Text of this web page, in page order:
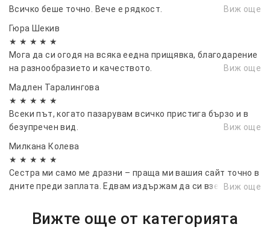
Всичко беше точно. Вече е рядкост.
Виж още
Гюра Шекив
★ ★ ★ ★ ★
Мога да си огодя на всяка еедна прищявка, благодарение
на разнообразието и качеството.
Виж още
Мадлен Таралингова
★ ★ ★ ★ ★
Всеки път, когато пазарувам всичко пристига бързо и в
безупречен вид.
Виж още
Милкана Колева
★ ★ ★ ★ ★
Сестра ми само ме дразни – праща ми вашия сайт точно в
дните преди заплата. Едвам издържам да си вземаВиж още
Вижте още от категорията